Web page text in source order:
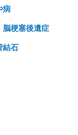
病
脳梗塞後遺症
結石